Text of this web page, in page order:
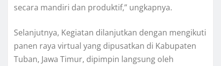
secara mandiri dan produktif,” ungkapnya.
Selanjutnya, Kegiatan dilanjutkan dengan mengikuti
panen raya virtual yang dipusatkan di Kabupaten
Tuban, Jawa Timur, dipimpin langsung oleh